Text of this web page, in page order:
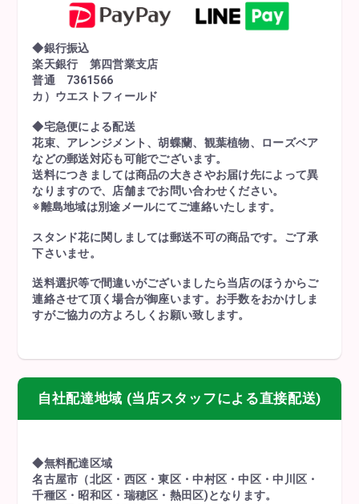
◆銀行振込
楽天銀行 第四営業支店
普通 7361566
カ）ウエストフィールド
◆宅急便による配送
花束、アレンジメント、胡蝶蘭、観葉植物、ローズベア
などの郵送対応も可能でございます。
送料につきましては商品の大きさやお届け先によって異
なりますので、店舗までお問い合わせください。
※離島地域は別途メールにてご連絡いたします。
スタンド花に関しましては郵送不可の商品です。ご了承
下さいませ。
送料選択等で間違いがございましたら当店のほうからご
連絡させて頂く場合が御座います。お手数をおかけしま
すがご協力の方よろしくお願い致します。
自社配達地域 (当店スタッフによる直接配送)
◆無料配達区域
名古屋市（北区・西区・東区・中村区・中区・中川区・
千種区・昭和区・瑞穂区・熱田区)となります。